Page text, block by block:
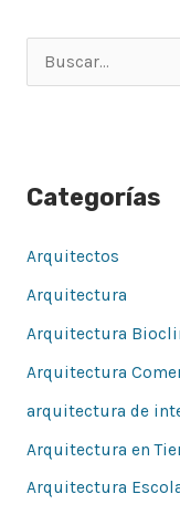
a
o
r
:
Categorías
Arquitectos
Arquitectura
Arquitectura
Arquitectura
arquitectura de
Arquitectura en
Arquitectura